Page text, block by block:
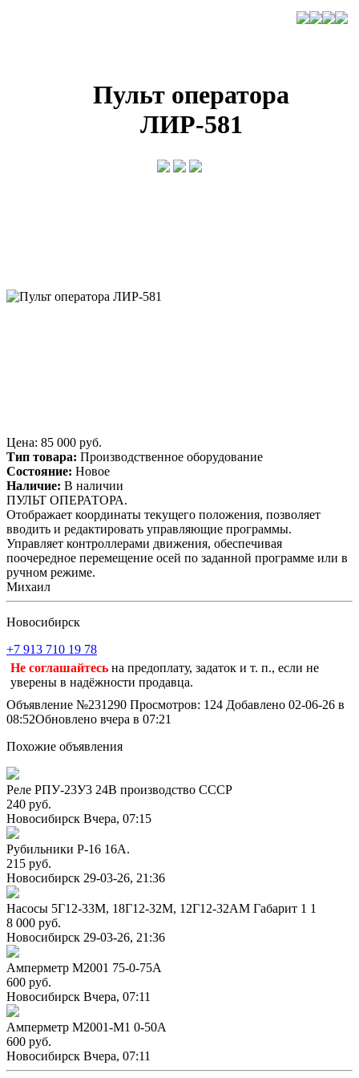
Пульт оператора
ЛИР-581
Цена: 85 000 руб.
Тип товара: Производственное оборудование
Состояние: Новое
Наличие: В наличии
ПУЛЬТ ОПЕРАТОРА.
Отображает координаты текущего положения, позволяет
вводить и редактировать управляющие программы.
Управляет контроллерами движения, обеспечивая
поочередное перемещение осей по заданной программе или в
ручном режиме.
Михаил
Новосибирск
+7 913 710 19 78
Не соглашайтесь на предоплату, задаток и т. п., если не
уверены в надёжности продавца.
Объявление №231290 Просмотров: 124 Добавлено 02-06-26 в
08:52Обновлено вчера в 07:21
Похожие объявления
Реле РПУ-23У3 24В производство СССР
240 руб.
Новосибирск Вчера, 07:15
Рубильники Р-16 16А.
215 руб.
Новосибирск 29-03-26, 21:36
Насосы 5Г12-33М, 18Г12-32М, 12Г12-32АМ Габарит 1 1
8 000 руб.
Новосибирск 29-03-26, 21:36
Амперметр М2001 75-0-75А
600 руб.
Новосибирск Вчера, 07:11
Амперметр М2001-М1 0-50А
600 руб.
Новосибирск Вчера, 07:11